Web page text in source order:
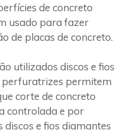
de concreto
usado para fazer
de placas de concreto.
utilizados discos e fios
perfuratrizes permitem
corte de concreto
controlada e por
discos e fios diamantes